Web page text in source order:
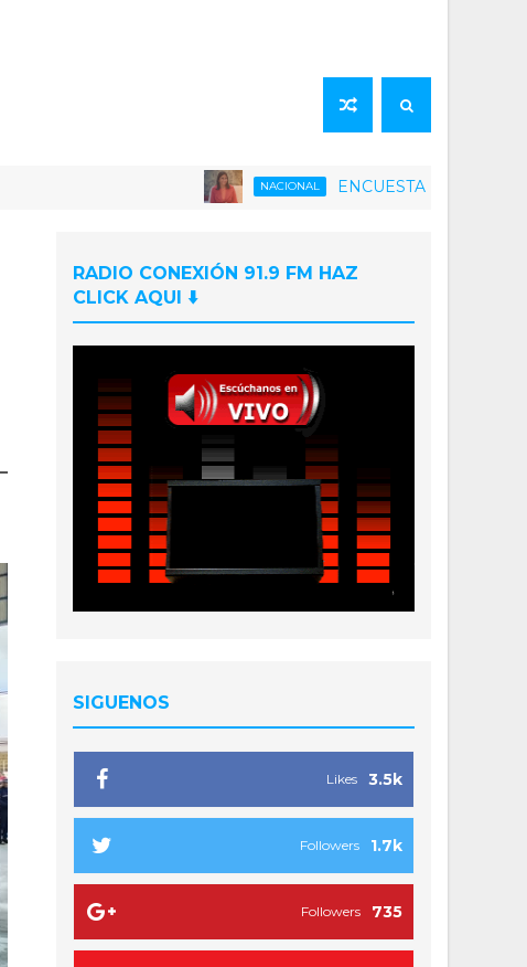
NACIONAL ENCUESTA | 75% de la
RADIO CONEXIÓN 91.9 FM HAZ
CLICK AQUI ⬇️
SIGUENOS
3.5k
Likes
1.7k
Followers
735
Followers